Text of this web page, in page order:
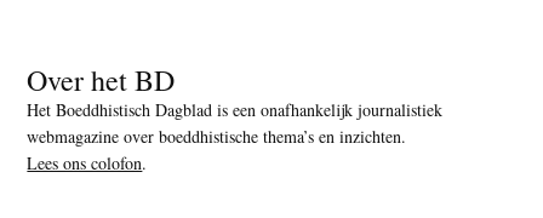
Over het BD
Het Boeddhistisch Dagblad is een onafhankelijk journalistiek
webmagazine over boeddhistische thema’s en inzichten.
Lees ons colofon.